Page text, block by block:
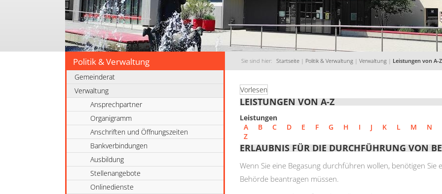
Politik & Verwaltung Sie sind hier: Startseite | Politik & Verwaltung | Verwaltung | Leistungen von A-Z
Gemeinderat
Verwaltung
Ansprechpartner
Organigramm
Anschriften und Öffnungszeiten
Bankverbindungen
Ausbildung
Stellenangebote
Onlinedienste
Vorlesen
LEISTUNGEN VON A-Z
Leistungen
A
B C D E F G H I J K L M N
Z
ERLAUBNIS FÜR DIE DURCHFÜHRUNG VON
Wenn Sie eine Begasung durchführen wollen, benötigen Sie
Behörde beantragen müssen.